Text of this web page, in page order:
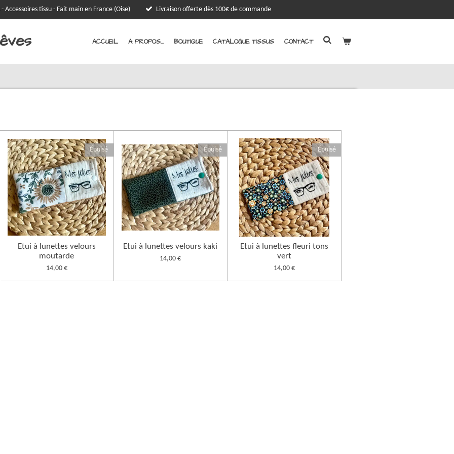
- Accessoires tissu - Fait main en France (Oise) Livraison offerte dès 100€ de commande
ACCUEIL A PROPOS... BOUTIQUE CATALOGUE TISSUS CONTACT
Épuisé
Etui à lunettes velours
moutarde
14,00 €
Épuisé
Etui à lunettes velours kaki
14,00 €
Épuisé
Etui à lunettes fleuri tons
vert
14,00 €